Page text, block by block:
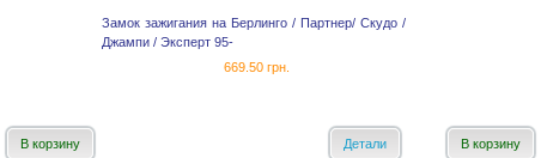
Замок зажигания на Берлинго / Партнер/ Скудо /
Джампи / Эксперт 95-
669.50 грн.
В корзину Детали В корзину